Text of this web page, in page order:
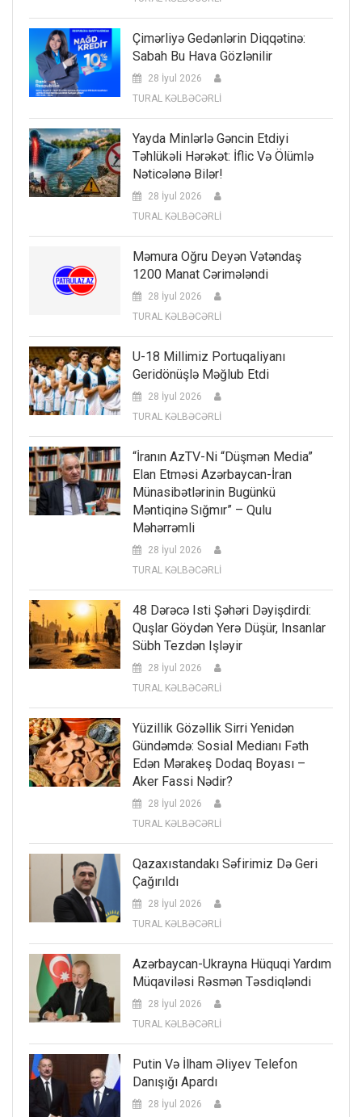
Çimərliyə Gedənlərin Diqqətinə:
Sabah Bu Hava Gözlənilir
28 İyul 2026
TURAL KƏLBƏCƏRLİ
Yayda Minlərlə Gəncin Etdiyi
Təhlükəli Hərəkət: İflic Və Ölümlə
Nəticələnə Bilər!
28 İyul 2026
TURAL KƏLBƏCƏRLİ
Məmura Oğru Deyən Vətəndaş
1200 Manat Cərimələndi
28 İyul 2026
TURAL KƏLBƏCƏRLİ
U-18 Millimiz Portuqaliyanı
Geridönüşlə Məğlub Etdi
28 İyul 2026
TURAL KƏLBƏCƏRLİ
“İranın AzTV-Ni “düşmən Media”
Elan Etməsi Azərbaycan-İran
Münasibətlərinin Bugünkü
Məntiqinə Sığmır” – Qulu
Məhərrəmli
28 İyul 2026
TURAL KƏLBƏCƏRLİ
48 Dərəcə Isti Şəhəri Dəyişdirdi:
Quşlar Göydən Yerə Düşür, Insanlar
Sübh Tezdən Işləyir
28 İyul 2026
TURAL KƏLBƏCƏRLİ
Yüzillik Gözəllik Sirri Yenidən
Gündəmdə: Sosial Medianı Fəth
Edən Mərakeş Dodaq Boyası –
Aker Fassi Nədir?
28 İyul 2026
TURAL KƏLBƏCƏRLİ
Qazaxıstandakı Səfirimiz Də Geri
Çağırıldı
28 İyul 2026
TURAL KƏLBƏCƏRLİ
Azərbaycan-Ukrayna Hüquqi Yardım
Müqaviləsi Rəsmən Təsdiqləndi
28 İyul 2026
TURAL KƏLBƏCƏRLİ
Putin Və İlham Əliyev Telefon
Danışığı Apardı
28 İyul 2026